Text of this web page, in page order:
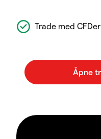
Trade med CFDer